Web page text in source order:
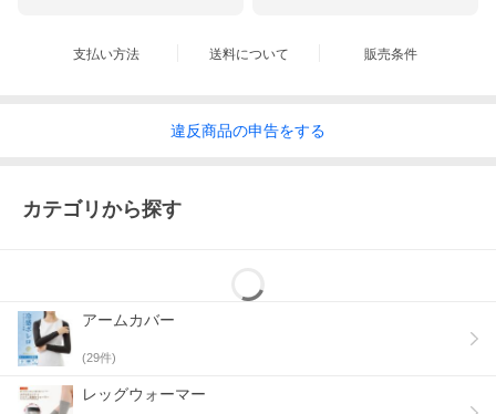
支払い方法 送料について 販売条件
違反商品の申告をする
カテゴリから探す
アームカバー
(29件)
レッグウォーマー